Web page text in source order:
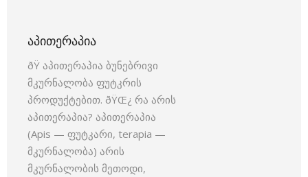
ᲐᲞᲘᲗᲔᲠᲐᲞᲘᲐ
ðŸ აპითერაპია ბუნებრივი
მკურნალობა ფუტკრის
პროდუქტებით. ðŸŒ¿ რა არის
აპითერაპია? აპითერაპია
(Apis — ფუტკარი, terapia —
მკურნალობა) არის
მკურნალობის მეთოდი,